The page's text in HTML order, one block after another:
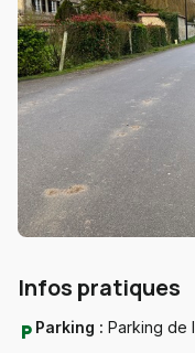
Infos pratiques
local_parking Parking : Parking de